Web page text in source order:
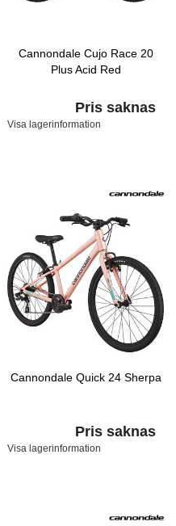
Cannondale Cujo Race 20
Plus Acid Red
Pris saknas
Visa lagerinformation
Cannondale Quick 24 Sherpa
Pris saknas
Visa lagerinformation